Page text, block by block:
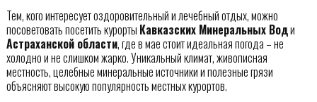
Тем, кого интересует оздоровительный и лечебный отдых, можно
посоветовать посетить курорты Кавказских Минеральных Води
Астраханской области, где в мае стоит идеальная погода – не
холодно и не слишком жарко. Уникальный климат, живописная
местность, целебные минеральные источники и полезные грязи
объясняют высокую популярность местных курортов.